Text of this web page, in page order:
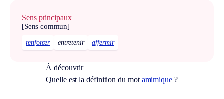
Sens principaux
[Sens commun]
renforcer entretenir affermir
À découvrir
Quelle est la définition du mot amimique?